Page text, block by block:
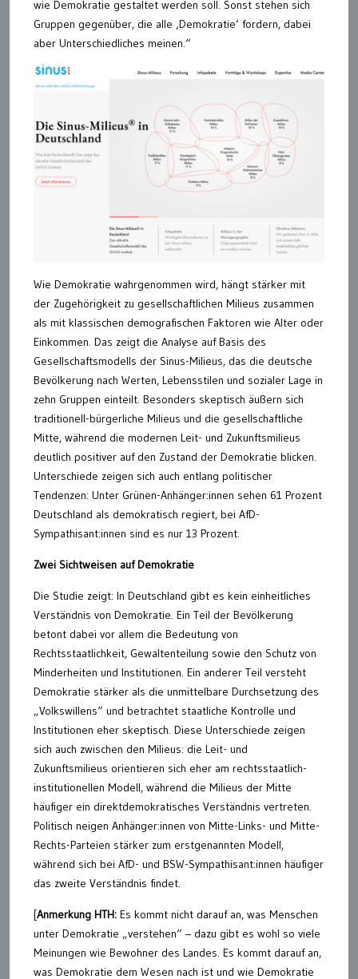
wie Demokratie gestaltet werden soll. Sonst stehen sich
Gruppen gegenüber, die alle ‚Demokratie‘ fordern, dabei
aber Unterschiedliches meinen.“
Wie Demokratie wahrgenommen wird, hängt stärker mit
der Zugehörigkeit zu gesellschaftlichen Milieus zusammen
als mit klassischen demografischen Faktoren wie Alter oder
Einkommen. Das zeigt die Analyse auf Basis des
Gesellschaftsmodells der Sinus-Milieus, das die deutsche
Bevölkerung nach Werten, Lebensstilen und sozialer Lage in
zehn Gruppen einteilt. Besonders skeptisch äußern sich
traditionell-bürgerliche Milieus und die gesellschaftliche
Mitte, während die modernen Leit- und Zukunftsmilieus
deutlich positiver auf den Zustand der Demokratie blicken.
Unterschiede zeigen sich auch entlang politischer
Tendenzen: Unter Grünen-Anhänger:innen sehen 61 Prozent
Deutschland als demokratisch regiert, bei AfD-
Sympathisant:innen sind es nur 13 Prozent.
Zwei Sichtweisen auf Demokratie
Die Studie zeigt: In Deutschland gibt es kein einheitliches
Verständnis von Demokratie. Ein Teil der Bevölkerung
betont dabei vor allem die Bedeutung von
Rechtsstaatlichkeit, Gewaltenteilung sowie den Schutz von
Minderheiten und Institutionen. Ein anderer Teil versteht
Demokratie stärker als die unmittelbare Durchsetzung des
„Volkswillens“ und betrachtet staatliche Kontrolle und
Institutionen eher skeptisch. Diese Unterschiede zeigen
sich auch zwischen den Milieus: die Leit- und
Zukunftsmilieus orientieren sich eher am rechtsstaatlich-
institutionellen Modell, während die Milieus der Mitte
häufiger ein direktdemokratisches Verständnis vertreten.
Politisch neigen Anhänger:innen von Mitte-Links- und Mitte-
Rechts-Parteien stärker zum erstgenannten Modell,
während sich bei AfD- und BSW-Sympathisant:innen häufiger
das zweite Verständnis findet.
[Anmerkung HTH: Es kommt nicht darauf an, was Menschen
unter Demokratie „verstehen“ – dazu gibt es wohl so viele
Meinungen wie Bewohner des Landes. Es kommt darauf an,
was Demokratie dem Wesen nach ist und wie Demokratie